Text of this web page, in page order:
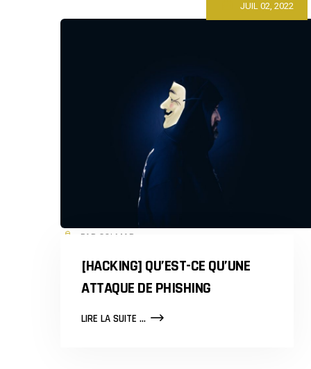
JUIL 02, 2022
PAR COLMAR
[HACKING] QU’EST-CE QU’UNE
ATTAQUE DE PHISHING
LIRE LA SUITE ...[HACKING]